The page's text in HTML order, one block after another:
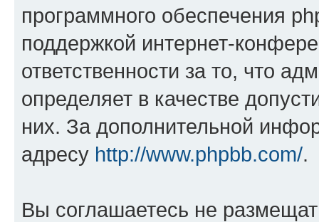
программного обеспечения
поддержкой интернет-
ответственности за то, что
определяет в качестве
них. За дополнительной
адресу http://www.phpbb.com/.
Вы соглашаетесь не